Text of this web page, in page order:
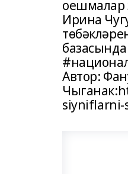
оешмалар
Ирина
Автор:
siyniflarni-